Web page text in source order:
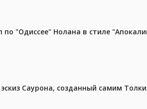
"Одиссее" Нолана в стиле
Саурона, созданный самим